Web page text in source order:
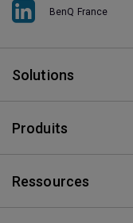
BenQ France
Solutions
Produits
Ressources